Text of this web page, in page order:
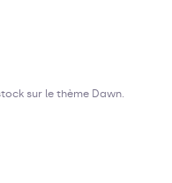
sur le thème Dawn.